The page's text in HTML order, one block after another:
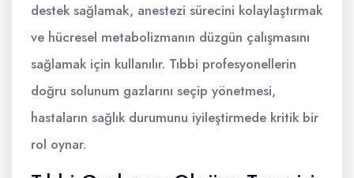
destek sağlamak, anestezi sürecini kolaylaştırmak
ve hücresel metabolizmanın düzgün çalışmasını
sağlamak için kullanılır. Tıbbi profesyonellerin
doğru solunum gazlarını seçip yönetmesi,
hastaların sağlık durumunu iyileştirmede kritik bir
rol oynar.